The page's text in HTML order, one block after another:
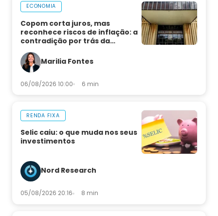
ECONOMIA
Copom corta juros, mas
reconhece riscos de inflação: a
contradição por trás da
Marilia Fontes
06/08/2026 10:00 6 min
RENDA FIXA
Selic caiu: o que muda nos seus
investimentos
Nord Research
05/08/2026 20:16 8 min